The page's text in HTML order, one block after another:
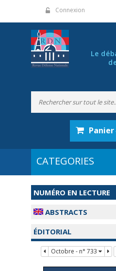
Connexion
Le
Panier
NUMÉRO EN LECTURE
ABSTRACTS
ÉDITORIAL
Octobre - n° 733